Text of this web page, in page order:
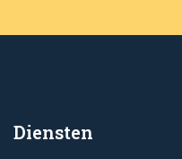
en daar verschillende
Diensten